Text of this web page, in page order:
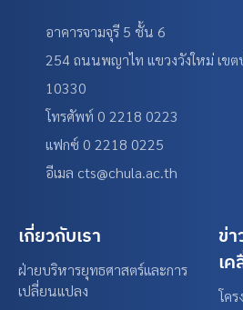
อาคารจามจุรี 5 ชั้น 6
254 ถนนพญาไท แขวงวังใหม่ เข
10330
โทรศัพท์ 0 2218 0223
แฟกซ์ 0 2218 0225
อีเมล cts@chula.ac.th
เกี่ยวกับเรา
ฝ่ายบริหารยุทธศาสตร์และการ
เปลี่ยนแปลง
ข่า
เค
โคร